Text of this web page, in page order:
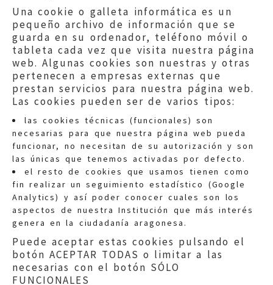
Una cookie o galleta informática es un
pequeño archivo de información que se
guarda en su ordenador, teléfono móvil o
tableta cada vez que visita nuestra página
web. Algunas cookies son nuestras y otras
pertenecen a empresas externas que
prestan servicios para nuestra página web.
Las cookies pueden ser de varios tipos:
las cookies técnicas (funcionales) son
necesarias para que nuestra página web pueda
funcionar, no necesitan de su autorización y son
las únicas que tenemos activadas por defecto.
el resto de cookies que usamos tienen como
fin realizar un seguimiento estadístico (Google
Analytics) y así poder conocer cuales son los
aspectos de nuestra Institución que más interés
genera en la ciudadanía aragonesa.
Puede aceptar estas cookies pulsando el
botón ACEPTAR TODAS o limitar a las
necesarias con el botón SÓLO
FUNCIONALES
Quejas:quejas@eljusticiadearagon.es
Información general:
informacion@eljusticiadearagon.es
Teléfonos:900 210 210/